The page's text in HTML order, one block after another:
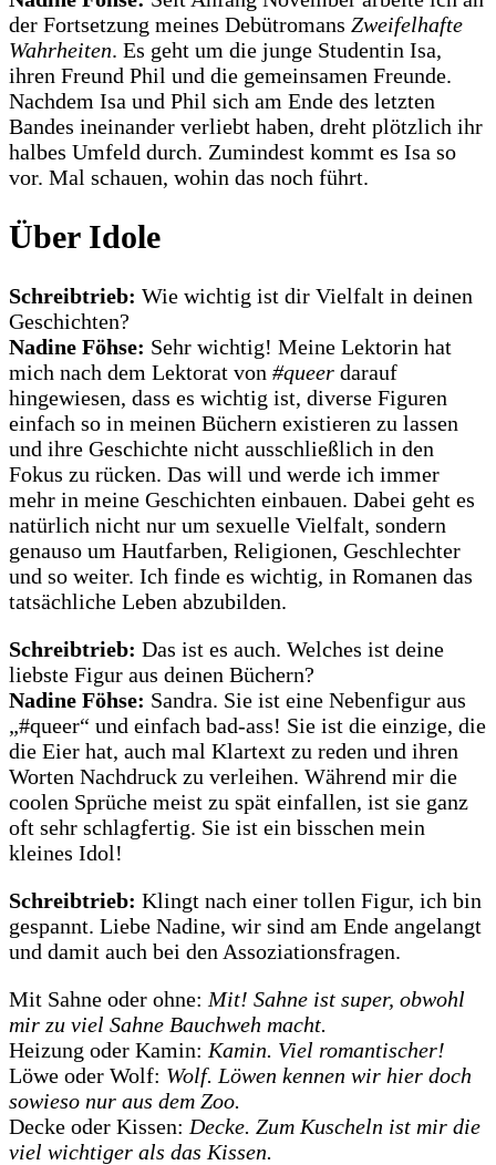
der Fortsetzung meines Debütromans Zweifelhafte
Wahrheiten. Es geht um die junge Studentin Isa,
ihren Freund Phil und die gemeinsamen Freunde.
Nachdem Isa und Phil sich am Ende des letzten
Bandes ineinander verliebt haben, dreht plötzlich ihr
halbes Umfeld durch. Zumindest kommt es Isa so
vor. Mal schauen, wohin das noch führt.
Über Idole
Schreibtrieb: Wie wichtig ist dir Vielfalt in deinen
Geschichten?
Nadine Föhse: Sehr wichtig! Meine Lektorin hat
mich nach dem Lektorat von #queer darauf
hingewiesen, dass es wichtig ist, diverse Figuren
einfach so in meinen Büchern existieren zu lassen
und ihre Geschichte nicht ausschließlich in den
Fokus zu rücken. Das will und werde ich immer
mehr in meine Geschichten einbauen. Dabei geht es
natürlich nicht nur um sexuelle Vielfalt, sondern
genauso um Hautfarben, Religionen, Geschlechter
und so weiter. Ich finde es wichtig, in Romanen das
tatsächliche Leben abzubilden.
Schreibtrieb: Das ist es auch. Welches ist deine
liebste Figur aus deinen Büchern?
Nadine Föhse: Sandra. Sie ist eine Nebenfigur aus
„#queer“ und einfach bad-ass! Sie ist die einzige, die
die Eier hat, auch mal Klartext zu reden und ihren
Worten Nachdruck zu verleihen. Während mir die
coolen Sprüche meist zu spät einfallen, ist sie ganz
oft sehr schlagfertig. Sie ist ein bisschen mein
kleines Idol!
Schreibtrieb: Klingt nach einer tollen Figur, ich bin
gespannt. Liebe Nadine, wir sind am Ende angelangt
und damit auch bei den Assoziationsfragen.
Mit Sahne oder ohne: Mit! Sahne ist super, obwohl
mir zu viel Sahne Bauchweh macht.
Heizung oder Kamin: Kamin. Viel romantischer!
Löwe oder Wolf: Wolf. Löwen kennen wir hier doch
sowieso nur aus dem Zoo.
Decke oder Kissen: Decke. Zum Kuscheln ist mir die
viel wichtiger als das Kissen.